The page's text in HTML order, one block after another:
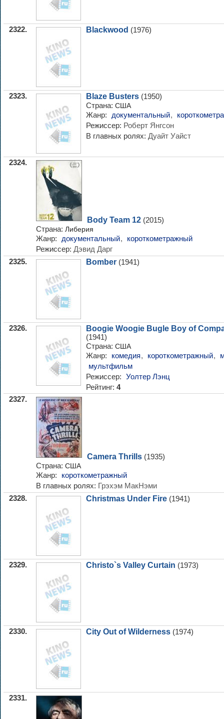
2322. Blackwood (1976)
2323. Blaze Busters (1950)
Страна: США
Жанр: документальный,
Режиссер: Роберт Янгсон
В главных ролях: Дуайт Уайст
2324.
Body Team 12 (2015)
Страна: Либерия
Жанр: документальный,
короткометражный
Режиссер: Дэвид Дарг
2325. Bomber (1941)
2326. Boogie Woogie Bugle Boy of
(1941)
Страна: США
Жанр: комедия, короткометражный,
мультфильм
Режиссер: Уолтер Лэнц
Рейтинг: 4
2327.
Camera Thrills (1935)
Страна: США
Жанр:
короткометражный
В главных ролях: Грэхэм МакНэми
2328. Christmas Under Fire (1941)
2329. Christo`s Valley Curtain (1973)
2330. City Out of Wilderness (1974)
2331.